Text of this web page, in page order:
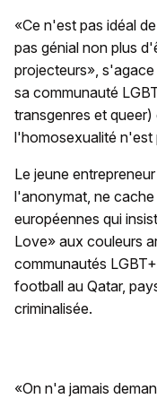
«Ce n'est pas idéal
pas génial non plus
projecteurs»,
sa communauté
transgenres et
l'homosexualité n'est
Le jeune
l'anonymat, ne
européennes qui
Love» aux couleurs
communautés
football au Qatar,
criminalisée.
«On n'a jamais